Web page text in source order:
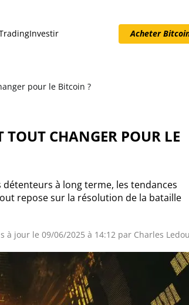
Investir Acheter
pour le Bitcoin ?
CHANGER POUR LE
à long terme, les tendances
repose sur la résolution de la bataille
à jour le 09/06/2025 à 14:12 par Charles